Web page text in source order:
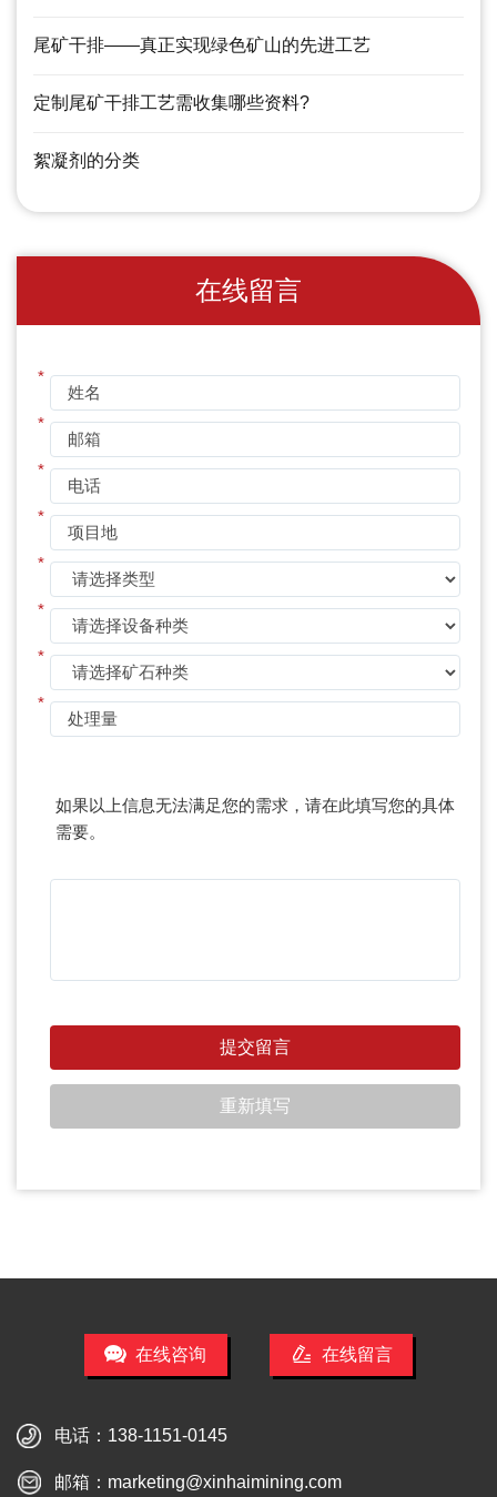
尾矿干排——真正实现绿色矿山的先进工艺
定制尾矿干排工艺需收集哪些资料?
絮凝剂的分类
在线留言
*
*
*
*
*
*
*
*
如果以上信息无法满足您的需求，请在此填写您的具体
需要。
在线咨询 在线留言
电话： 138-1151-0145
邮箱： marketing@xinhaimining.com